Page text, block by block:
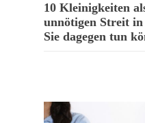
10 Kleinigkeiten
unnötigen Streit in
Sie dagegen tun